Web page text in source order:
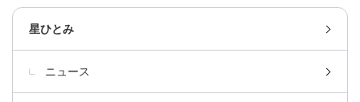
星ひとみ
ニュース